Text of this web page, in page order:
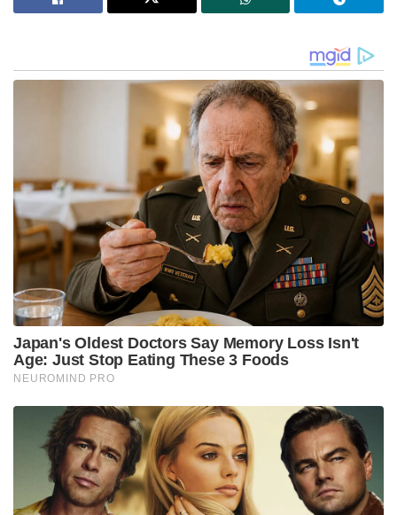
ഗ്ലാസ്‌ഗോയിൽ ഇന്ത്യൻ ബോക്സിങ് കരുത്ത്:
“തുടക്കം മുതൽ, ഞങ്ങൾ വളരെ കൂൾ മൂഡിലാണ്.
എതിരാളിയെക്കുറിച്ച് ഞങ്ങൾ അമിതമായി
ചിന്തിക്കുന്നില്ല. ഞങ്ങൾ ഒരു ക്രിക്കറ്റ് മത്സരം
കളിക്കാൻ പോകുകയാണ്. എതിരാളി ഇന്ത്യയോ
ഓസ്ട്രേലിയയോ ആകട്ടെ, അത് ഞങ്ങളുടെ
ആശങ്കയല്ല,” അദ്ദേഹം പറഞ്ഞു.
ഇന്ത്യയ്‌ക്കെതിരായ ബംഗ്ലാദേശിന്റെ മോശം
റെക്കോർഡിനെ കാര്യമാക്കേണ്ട എന്നും താരം
പറഞ്ഞു. എല്ലാം മത്സര സാഹചര്യത്തെ
ആശ്രയിച്ചിരിക്കുന്നുവെന്ന് അദ്ദേഹം പറഞ്ഞു: ” എല്ലാം
മത്സര സാഹചര്യത്തെ ആശ്രയിച്ചിരിക്കുന്നു. മത്സരം
തുടങ്ങുന്നതിന് മുമ്പ് തന്നെ ഒന്നും പറയാൻ
ബംഗ്ലാദേശിനെ സംബന്ധിച്ച് ഇന്നും നാളെയും
അവർക്ക് മത്സരങ്ങൾ ഉണ്ട്. ഇന്ന് പാകിസ്ഥാനെയും
നാളെ അവർ ഇന്ത്യയെയും നേരിടും. ഇതിൽ ഒരു
മത്സരം ജയിക്കാനായാൽ അവർക്ക് ഫൈനൽ